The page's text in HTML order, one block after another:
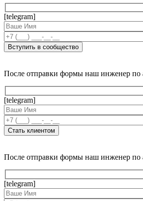
[telegram]
После отправки формы наш инженер по
[telegram]
После отправки формы наш инженер по
[telegram]